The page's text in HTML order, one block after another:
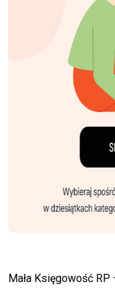
Mała Księgowość